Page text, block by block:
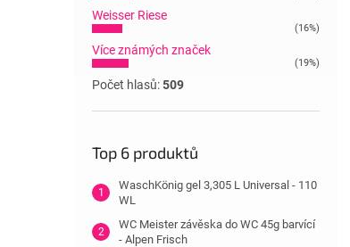
Weisser Riese
(16%)
Více známých značek
(19%)
Počet hlasů:509
Top 6 produktů
WaschKönig gel 3,305 L Universal - 110
WL
WC Meister závěska do WC 45g barvící
- Alpen Frisch